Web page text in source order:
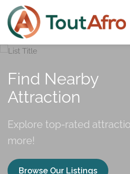
Find Nearby
Attr
Explore top-rated
more!
Browse Our Listings